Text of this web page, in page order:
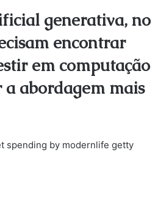
generativa, no
encontrar
em computação
abordagem mais